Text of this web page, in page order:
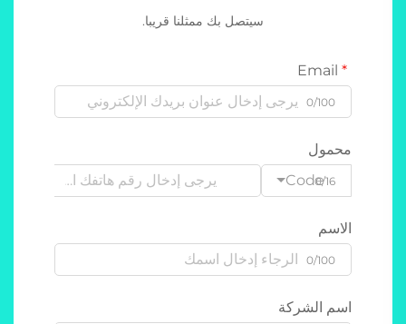
سيتصل بك ممثلنا قريبا.
0/100
محمول
Code0/16
الاسم
0/100
اسم الشركة